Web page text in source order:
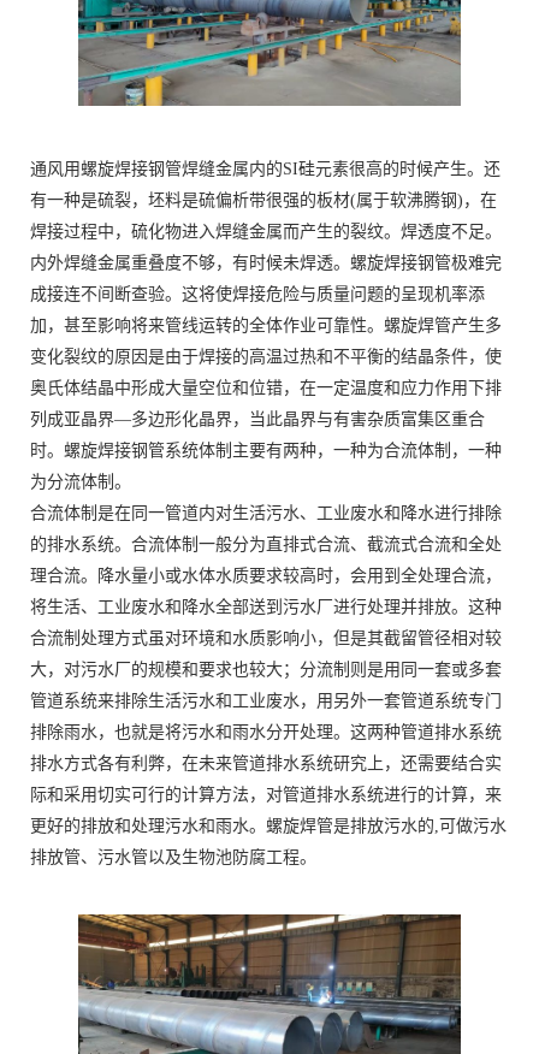
通风用螺旋焊接钢管焊缝金属内的SI硅元素很高的时候产生。还
有一种是硫裂，坯料是硫偏析带很强的板材(属于软沸腾钢)，在
焊接过程中，硫化物进入焊缝金属而产生的裂纹。焊透度不足。
内外焊缝金属重叠度不够，有时候未焊透。螺旋焊接钢管极难完
成接连不间断查验。这将使焊接危险与质量问题的呈现机率添
加，甚至影响将来管线运转的全体作业可靠性。螺旋焊管产生多
变化裂纹的原因是由于焊接的高温过热和不平衡的结晶条件，使
奥氏体结晶中形成大量空位和位错，在一定温度和应力作用下排
列成亚晶界—多边形化晶界，当此晶界与有害杂质富集区重合
时。螺旋焊接钢管系统体制主要有两种，一种为合流体制，一种
为分流体制。
合流体制是在同一管道内对生活污水、工业废水和降水进行排除
的排水系统。合流体制一般分为直排式合流、截流式合流和全处
理合流。降水量小或水体水质要求较高时，会用到全处理合流，
将生活、工业废水和降水全部送到污水厂进行处理并排放。这种
合流制处理方式虽对环境和水质影响小，但是其截留管径相对较
大，对污水厂的规模和要求也较大；分流制则是用同一套或多套
管道系统来排除生活污水和工业废水，用另外一套管道系统专门
排除雨水，也就是将污水和雨水分开处理。这两种管道排水系统
排水方式各有利弊，在未来管道排水系统研究上，还需要结合实
际和采用切实可行的计算方法，对管道排水系统进行的计算，来
更好的排放和处理污水和雨水。螺旋焊管是排放污水的,可做污水
排放管、污水管以及生物池防腐工程。